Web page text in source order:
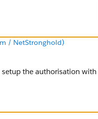
/ NetStronghold)
the authorisation